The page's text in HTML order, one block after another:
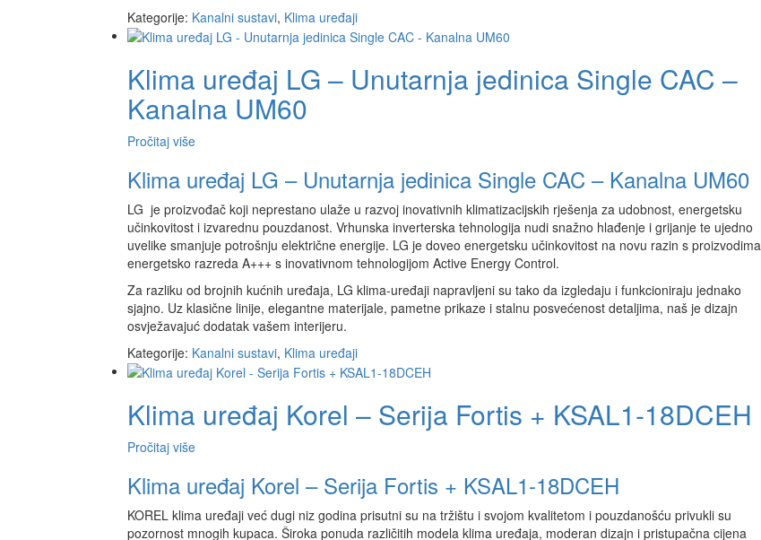
Kategorije: Kanalni sustavi, Klima uređaji
Klima uređaj LG – Unutarnja jedinica Single CAC –
Kanalna UM60
Pročitaj više
Klima uređaj LG – Unutarnja jedinica Single CAC – Kanalna UM60
LG je proizvođač koji neprestano ulaže u razvoj inovativnih klimatizacijskih rješenja za udobnost, energetsku
učinkovitost i izvarednu pouzdanost. Vrhunska inverterska tehnologija nudi snažno hlađenje i grijanje te ujedno
uvelike smanjuje potrošnju električne energije. LG je doveo energetsku učinkovitost na novu razin s proizvodima
energetsko razreda A+++ s inovativnom tehnologijom Active Energy Control.
Za razliku od brojnih kućnih uređaja, LG klima-uređaji napravljeni su tako da izgledaju i funkcioniraju jednako
sjajno. Uz klasične linije, elegantne materijale, pametne prikaze i stalnu posvećenost detaljima, naš je dizajn
osvježavajuć dodatak vašem interijeru.
Kategorije: Kanalni sustavi, Klima uređaji
Klima uređaj Korel – Serija Fortis + KSAL1-18DCEH
Pročitaj više
Klima uređaj Korel – Serija Fortis + KSAL1-18DCEH
KOREL klima uređaji već dugi niz godina prisutni su na tržištu i svojom kvalitetom i pouzdanošću privukli su
pozornost mnogih kupaca. Široka ponuda različitih modela klima uređaja, moderan dizajn i pristupačna cijena